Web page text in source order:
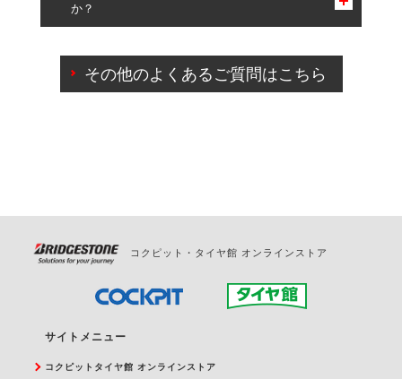
一部の商品・サービスの組み合わせに限り、同時にご予約が
出来ないものもございます。
か？
ご来店予約日の3営業日前を過ぎている場合のご予約
の日時変更につきましては、直接ご予約の店舗まで
その他のよくあるご質問はこちら
コクピット・タイヤ館 オンラインストア
サイトメニュー
コクピットタイヤ館 オンラインストア